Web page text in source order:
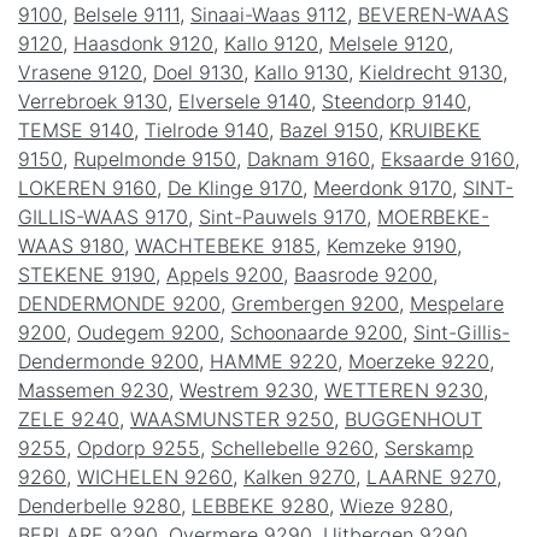
9100, Belsele 9111, Sinaai-Waas 9112 , BEVEREN-WAAS
9120, Haasdonk 9120, Kallo 9120, Melsele 9120,
Vrasene 9120, Doel 9130, Kallo 9130, Kieldrecht 9130,
Verrebroek 9130, Elversele 9140, Steendorp 9140,
TEMSE 9140, Tielrode 9140, Bazel 9150, KRUIBEKE
9150, Rupelmonde 9150, Daknam 9160, Eksaarde 9160,
LOKEREN 9160, De Klinge 9170, Meerdonk 9170, SINT-
GILLIS-WAAS 9170, Sint-Pauwels 9170, MOERBEKE-
WAAS 9180, WACHTEBEKE 9185, Kemzeke 9190,
STEKENE 9190, Appels 9200, Baasrode 9200,
DENDERMONDE 9200, Grembergen 9200, Mespelare
9200, Oudegem 9200, Schoonaarde 9200, Sint-Gillis-
Dendermonde 9200, HAMME 9220, Moerzeke 9220,
Massemen 9230, Westrem 9230, WETTEREN 9230,
ZELE 9240, WAASMUNSTER 9250, BUGGENHOUT
9255, Opdorp 9255, Schellebelle 9260, Serskamp
9260, WICHELEN 9260, Kalken 9270, LAARNE 9270,
Denderbelle 9280, LEBBEKE 9280, Wieze 9280,